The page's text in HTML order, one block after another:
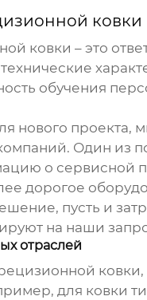
ковки
ковки – это
обучения
нового проекта,
Один из
о сервисной
дорогое
пусть и
на наши
отраслей
ковки
для ковки